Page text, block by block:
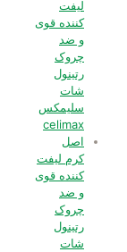
کرم لیفت
کننده قوی
و ضد
چروک
رتینول
شات